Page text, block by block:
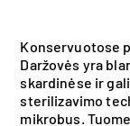
Konservuotose
Daržovės yra
skardinėse ir
sterilizavimo
mikrobus.